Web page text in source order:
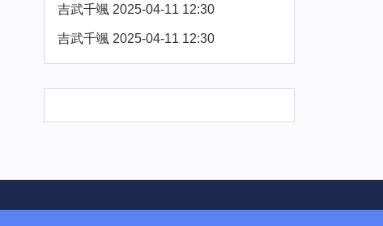
吉武千颯 2025-04-11 12:30
吉武千颯 2025-04-11 12:30